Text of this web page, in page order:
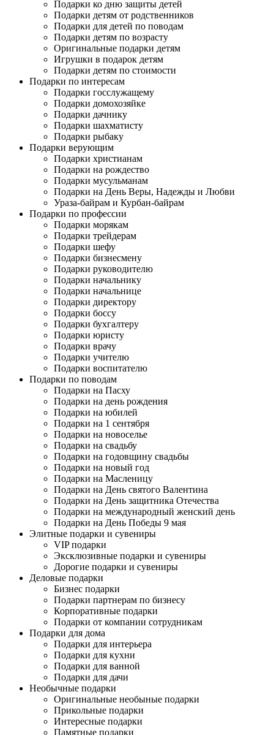
Подарки ко дню защиты детей
Подарки детям от родственников
Подарки для детей по поводам
Подарки детям по возрасту
Оригинальные подарки детям
Игрушки в подарок детям
Подарки детям по стоимости
Подарки по интересам
Подарки госслужащему
Подарки домохозяйке
Подарки дачнику
Подарки шахматисту
Подарки рыбаку
Подарки верующим
Подарки христианам
Подарки на рождество
Подарки мусульманам
Подарки на День Веры, Надежды и Любви
Ураза-байрам и Курбан-байрам
Подарки по профессии
Подарки морякам
Подарки трейдерам
Подарки шефу
Подарки бизнесмену
Подарки руководителю
Подарки начальнику
Подарки начальнице
Подарки директору
Подарки боссу
Подарки бухгалтеру
Подарки юристу
Подарки врачу
Подарки учителю
Подарки воспитателю
Подарки по поводам
Подарки на Пасху
Подарки на день рождения
Подарки на юбилей
Подарки на 1 сентября
Подарки на новоселье
Подарки на свадьбу
Подарки на годовщину свадьбы
Подарки на новый год
Подарки на Масленицу
Подарки на День святого Валентина
Подарки на День защитника Отечества
Подарки на международный женский день
Подарки на День Победы 9 мая
Элитные подарки и сувениры
VIP подарки
Эксклюзивные подарки и сувениры
Дорогие подарки и сувениры
Деловые подарки
Бизнес подарки
Подарки партнерам по бизнесу
Корпоративные подарки
Подарки от компании сотрудникам
Подарки для дома
Подарки для интерьера
Подарки для кухни
Подарки для ванной
Подарки для дачи
Необычные подарки
Оригинальные необыные подарки
Прикольные подарки
Интересные подарки
Памятные подарки